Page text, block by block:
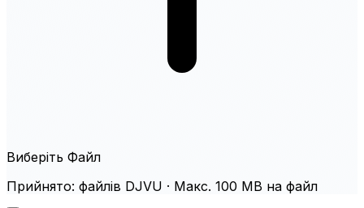
Виберіть Файл
Прийнято: файлів DJVU · Макс. 100 MB на файл